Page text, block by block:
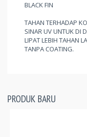
BLACK FIN
TAHAN TERHADAP
SINAR UV UNTUK DI
LIPAT LEBIH TAHAN
TANPA COATING.
PRODUK BARU